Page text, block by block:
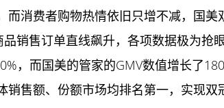
而消费者购物热情依旧只增不减，国
销售订单直线飙升，各项数据极为抢
，而国美的管家的GMV数值增长了
销售额、份额市场均排名第一，实现双